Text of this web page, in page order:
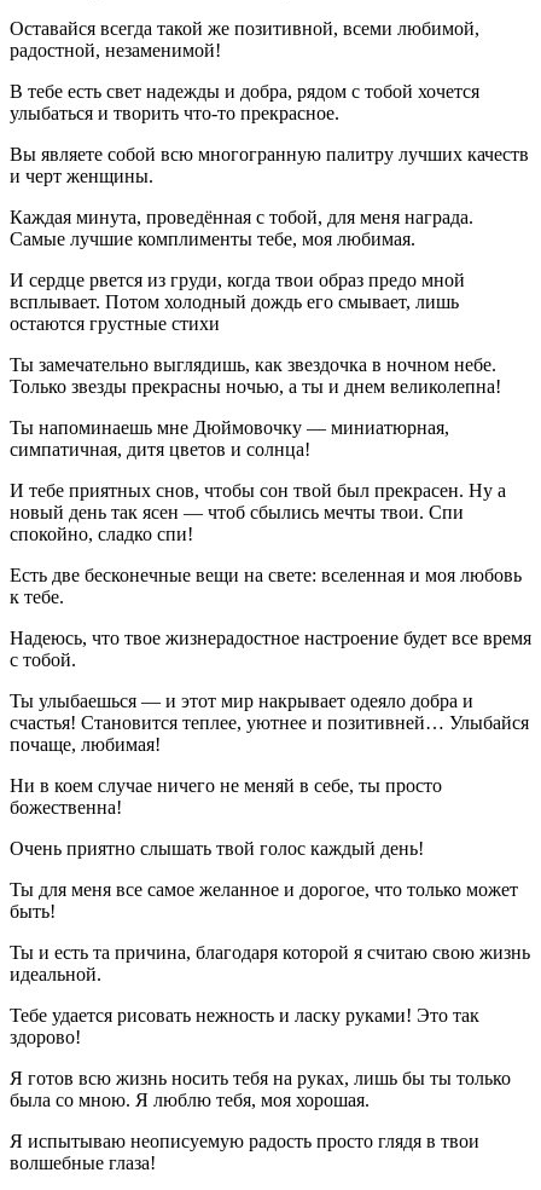
Оставайся всегда такой же позитивной, всеми любимой,
радостной, незаменимой!
В тебе есть свет надежды и добра, рядом с тобой хочется
улыбаться и творить что-то прекрасное.
Вы являете собой всю многогранную палитру лучших качеств
и черт женщины.
Каждая минута, проведённая с тобой, для меня награда.
Самые лучшие комплименты тебе, моя любимая.
И сердце рвется из груди, когда твои образ предо мной
всплывает. Потом холодный дождь его смывает, лишь
остаются грустные стихи
Ты замечательно выглядишь, как звездочка в ночном небе.
Только звезды прекрасны ночью, а ты и днем великолепна!
Ты напоминаешь мне Дюймовочку — миниатюрная,
симпатичная, дитя цветов и солнца!
И тебе приятных снов, чтобы сон твой был прекрасен. Ну а
новый день так ясен — чтоб сбылись мечты твои. Спи
спокойно, сладко спи!
Есть две бесконечные вещи на свете: вселенная и моя любовь
к тебе.
Надеюсь, что твое жизнерадостное настроение будет все время
с тобой.
Ты улыбаешься — и этот мир накрывает одеяло добра и
счастья! Становится теплее, уютнее и позитивней… Улыбайся
почаще, любимая!
Ни в коем случае ничего не меняй в себе, ты просто
божественна!
Очень приятно слышать твой голос каждый день!
Ты для меня все самое желанное и дорогое, что только может
быть!
Ты и есть та причина, благодаря которой я считаю свою жизнь
идеальной.
Тебе удается рисовать нежность и ласку руками! Это так
здорово!
Я готов всю жизнь носить тебя на руках, лишь бы ты только
была со мною. Я люблю тебя, моя хорошая.
Я испытываю неописуемую радость просто глядя в твои
волшебные глаза!